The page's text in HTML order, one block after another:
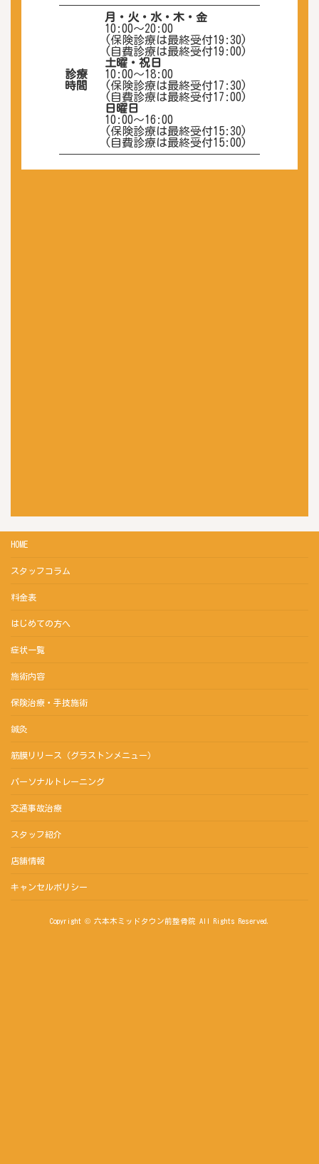
診療
時間
月・火・水・木・金
10:00〜20:00
(保険診療は最終受付19:30)
(自費診療は最終受付19:00)
土曜・祝日
10:00〜18:00
(保険診療は最終受付17:30)
(自費診療は最終受付17:00)
日曜日
10:00～16:00
(保険診療は最終受付15:30)
(自費診療は最終受付15:00)
HOME
スタッフコラム
料金表
はじめての方へ
症状一覧
施術内容
保険治療・手技施術
鍼灸
筋膜リリース（グラストンメニュー）
パーソナルトレーニング
交通事故治療
スタッフ紹介
店舗情報
キャンセルポリシー
Copyright © 六本木ミッドタウン前整骨院 All Rights Reserved.